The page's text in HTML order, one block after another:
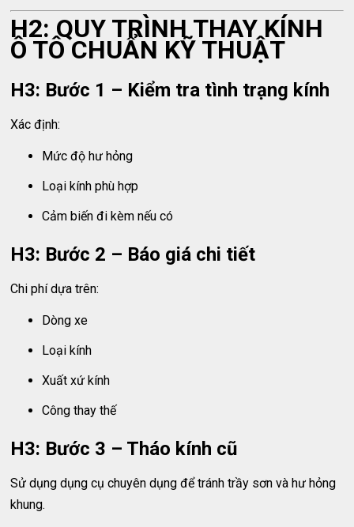
H2: QUY TRÌNH THAY KÍNH
Ô TÔ CHUẨN KỸ THUẬT
H3: Bước 1 – Kiểm tra tình trạng kính
Xác định:
Mức độ hư hỏng
Loại kính phù hợp
Cảm biến đi kèm nếu có
H3: Bước 2 – Báo giá chi tiết
Chi phí dựa trên:
Dòng xe
Loại kính
Xuất xứ kính
Công thay thế
H3: Bước 3 – Tháo kính cũ
Sử dụng dụng cụ chuyên dụng để tránh trầy sơn và hư hỏng
khung.